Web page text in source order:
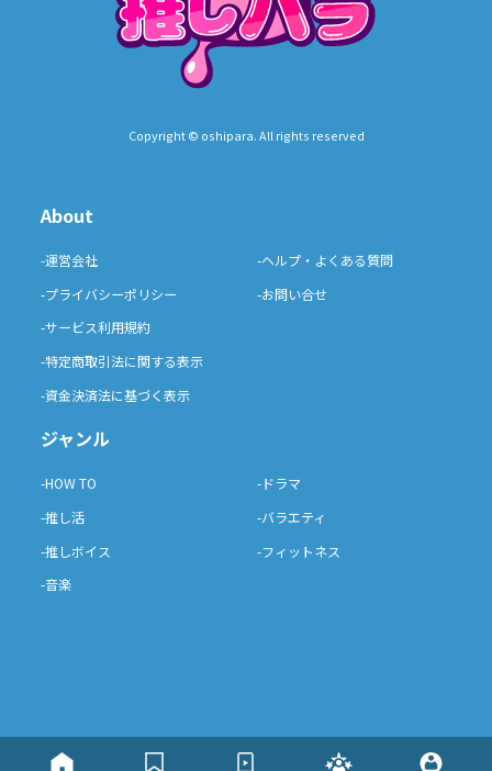
Copyright © oshipara. All rights reserved
About
-運営会社
-プライバシーポリシー
-サービス利用規約
-特定商取引法に関する表示
-資金決済法に基づく表示
-ヘルプ・よくある質問
-お問い合せ
ジャンル
-HOW TO
-推し活
-推しボイス
-音楽
-ドラマ
-バラエティ
-フィットネス